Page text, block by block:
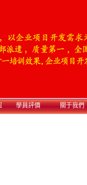
學員評價 關于我們